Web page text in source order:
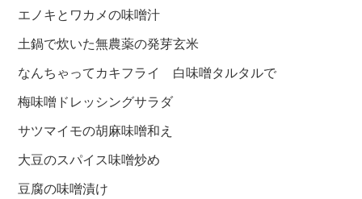
エノキとワカメの味噌汁
土鍋で炊いた無農薬の発芽玄米
なんちゃってカキフライ 白味噌タルタルで
梅味噌ドレッシングサラダ
サツマイモの胡麻味噌和え
大豆のスパイス味噌炒め
豆腐の味噌漬け